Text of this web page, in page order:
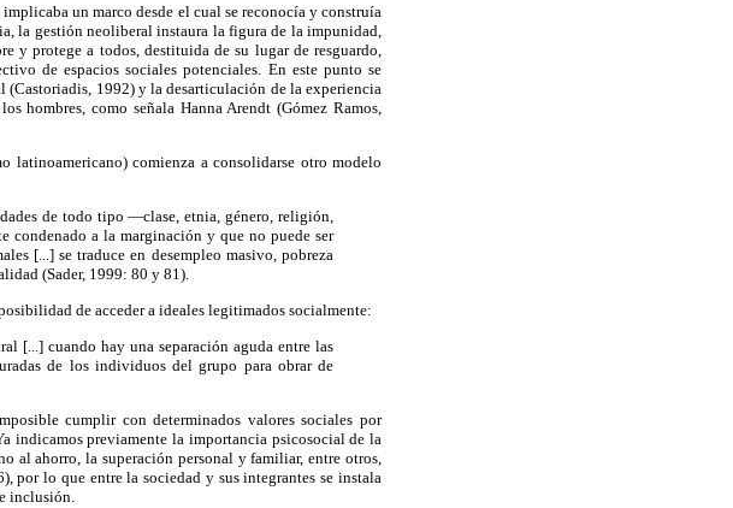
un marco desde el cual se reconocía y construía
la gestión neoliberal instaura la figura de la impunidad,
y protege a todos, destituida de su lugar de resguardo,
de espacios sociales potenciales. En este punto se
1992) y la desarticulación de la experiencia
hombres, como señala Hanna Arendt (Gómez Ramos,
latinoamericano) comienza a consolidarse otro modelo
de todo tipo —clase, etnia, género, religión,
a la marginación y que no puede ser
[...] se traduce en desempleo masivo, pobreza
(Sader, 1999: 80 y 81).
de acceder a ideales legitimados socialmente:
[...] cuando hay una separación aguda entre las
de los individuos del grupo para obrar de
cumplir con determinados valores sociales por
indicamos previamente la importancia psicosocial de la
al ahorro, la superación personal y familiar, entre otros,
por lo que entre la sociedad y sus integrantes se instala
inclusión.